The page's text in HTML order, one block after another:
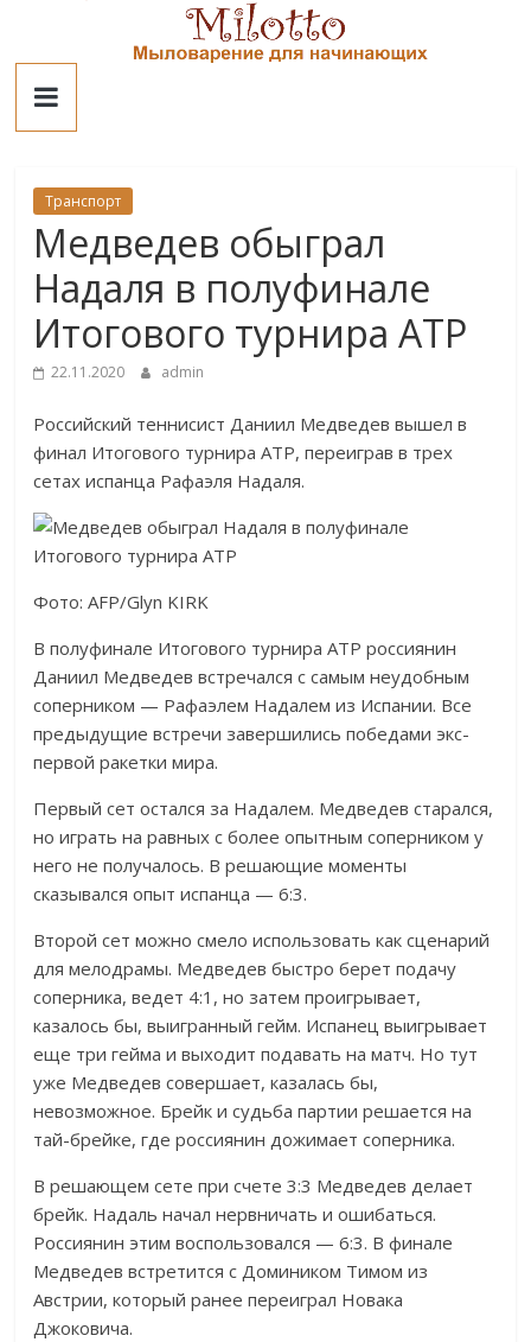
contentМилотто
Транспорт
Медведев обыграл
Надаля в полуфинале
Итогового турнира ATP
22.11.2020 admin
Российский теннисист Даниил Медведев вышел в
финал Итогового турнира АТР, переиграв в трех
сетах испанца Рафаэля Надаля.
Фото: AFP/Glyn KIRK
В полуфинале Итогового турнира АТР россиянин
Даниил Медведев встречался с самым неудобным
соперником — Рафаэлем Надалем из Испании. Все
предыдущие встречи завершились победами экс-
первой ракетки мира.
Первый сет остался за Надалем. Медведев старался,
но играть на равных с более опытным соперником у
него не получалось. В решающие моменты
сказывался опыт испанца — 6:3.
Второй сет можно смело использовать как сценарий
для мелодрамы. Медведев быстро берет подачу
соперника, ведет 4:1, но затем проигрывает,
казалось бы, выигранный гейм. Испанец выигрывает
еще три гейма и выходит подавать на матч. Но тут
уже Медведев совершает, казалась бы,
невозможное. Брейк и судьба партии решается на
тай-брейке, где россиянин дожимает соперника.
В решающем сете при счете 3:3 Медведев делает
брейк. Надаль начал нервничать и ошибаться.
Россиянин этим воспользовался — 6:3. В финале
Медведев встретится с Домиником Тимом из
Австрии, который ранее переиграл Новака
Джоковича.